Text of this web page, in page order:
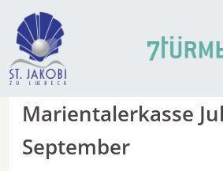
Marientalerkasse
September